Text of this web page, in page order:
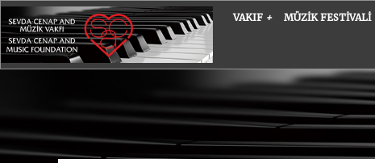
VAKIF + MÜZIK FESTIVALI